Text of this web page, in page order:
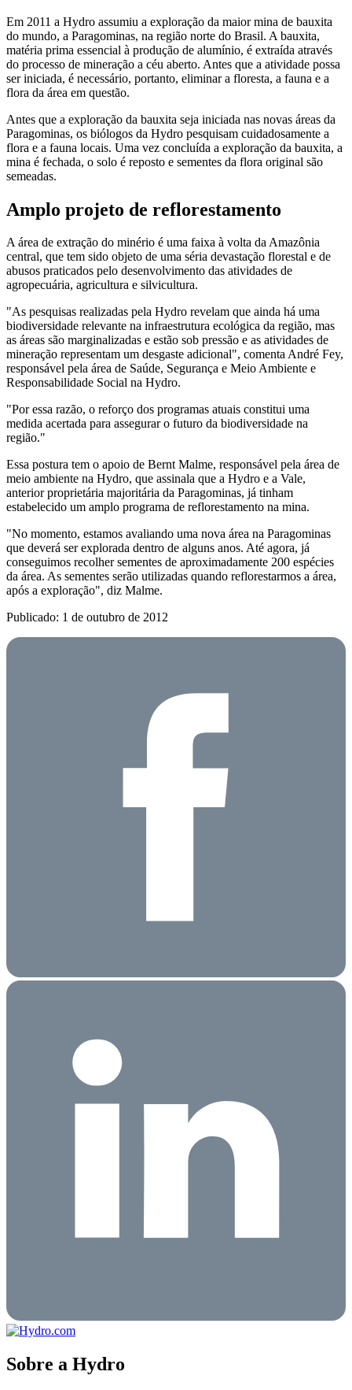
Em 2011 a Hydro assumiu a exploração da maior mina de bauxita
do mundo, a Paragominas, na região norte do Brasil. A bauxita,
matéria prima essencial à produção de alumínio, é extraída através
do processo de mineração a céu aberto. Antes que a atividade possa
ser iniciada, é necessário, portanto, eliminar a floresta, a fauna e a
flora da área em questão.
Antes que a exploração da bauxita seja iniciada nas novas áreas da
Paragominas, os biólogos da Hydro pesquisam cuidadosamente a
flora e a fauna locais. Uma vez concluída a exploração da bauxita, a
mina é fechada, o solo é reposto e sementes da flora original são
semeadas.
Amplo projeto de reflorestamento
A área de extração do minério é uma faixa à volta da Amazônia
central, que tem sido objeto de uma séria devastação florestal e de
abusos praticados pelo desenvolvimento das atividades de
agropecuária, agricultura e silvicultura.
"As pesquisas realizadas pela Hydro revelam que ainda há uma
biodiversidade relevante na infraestrutura ecológica da região, mas
as áreas são marginalizadas e estão sob pressão e as atividades de
mineração representam um desgaste adicional", comenta André Fey,
responsável pela área de Saúde, Segurança e Meio Ambiente e
Responsabilidade Social na Hydro.
"Por essa razão, o reforço dos programas atuais constitui uma
medida acertada para assegurar o futuro da biodiversidade na
região."
Essa postura tem o apoio de Bernt Malme, responsável pela área de
meio ambiente na Hydro, que assinala que a Hydro e a Vale,
anterior proprietária majoritária da Paragominas, já tinham
estabelecido um amplo programa de reflorestamento na mina.
"No momento, estamos avaliando uma nova área na Paragominas
que deverá ser explorada dentro de alguns anos. Até agora, já
conseguimos recolher sementes de aproximadamente 200 espécies
da área. As sementes serão utilizadas quando reflorestarmos a área,
após a exploração", diz Malme.
Publicado: 1 de outubro de 2012
Sobre a Hydro